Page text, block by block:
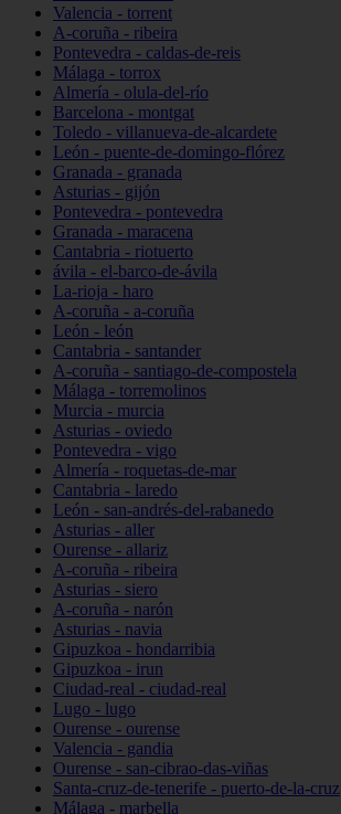
Valencia - torrent
A-coruña - ribeira
Pontevedra - caldas-de-reis
Málaga - torrox
Almería - olula-del-río
Barcelona - montgat
Toledo - villanueva-de-alcardete
León - puente-de-domingo-flórez
Granada - granada
Asturias - gijón
Pontevedra - pontevedra
Granada - maracena
Cantabria - riotuerto
ávila - el-barco-de-ávila
La-rioja - haro
A-coruña - a-coruña
León - león
Cantabria - santander
A-coruña - santiago-de-compostela
Málaga - torremolinos
Murcia - murcia
Asturias - oviedo
Pontevedra - vigo
Almería - roquetas-de-mar
Cantabria - laredo
León - san-andrés-del-rabanedo
Asturias - aller
Ourense - allariz
A-coruña - ribeira
Asturias - siero
A-coruña - narón
Asturias - navia
Gipuzkoa - hondarribia
Gipuzkoa - irun
Ciudad-real - ciudad-real
Lugo - lugo
Ourense - ourense
Valencia - gandia
Ourense - san-cibrao-das-viñas
Santa-cruz-de-tenerife - puerto-de-la-cruz
Málaga - marbella